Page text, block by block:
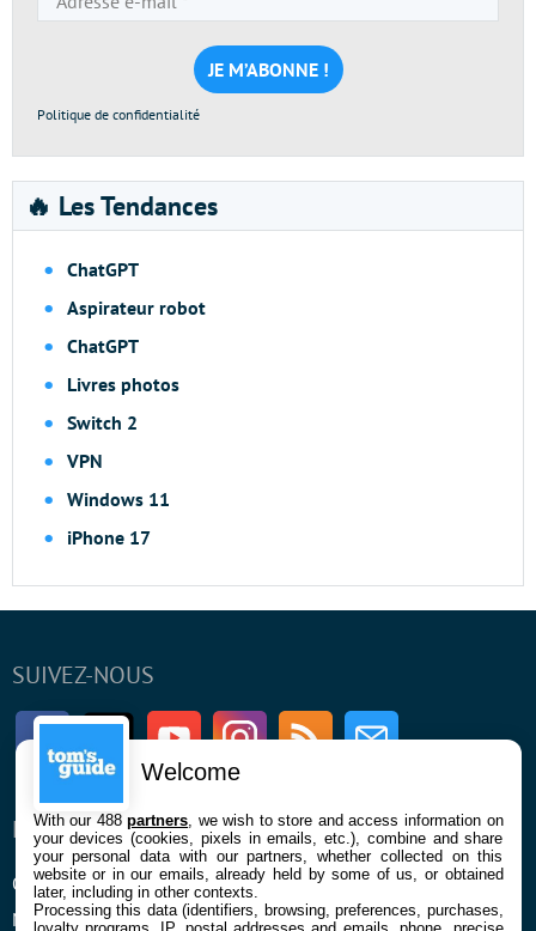
e-
mail
*
Politique de confidentialité
🔥 Les Tendances
ChatGPT
Aspirateur robot
ChatGPT
Livres photos
Switch 2
VPN
Windows 11
iPhone 17
SUIVEZ-NOUS
FacebookTwitter Youtube InstagramRSS Newsletter
ENTREPRISE
Qui sommes nous
Mentions légales et CGU
À PROPOS
La rédaction
Contact
Welcome
With our 488partners , we wish to store and access information on
your devices (cookies, pixels in emails, etc.), combine and share
your personal data with our partners, whether collected on this
website or in our emails, already held by some of us, or obtained
later, including in other contexts.
Processing this data (identifiers, browsing, preferences, purchases,
loyalty programs, IP, postal addresses and emails, phone, precise